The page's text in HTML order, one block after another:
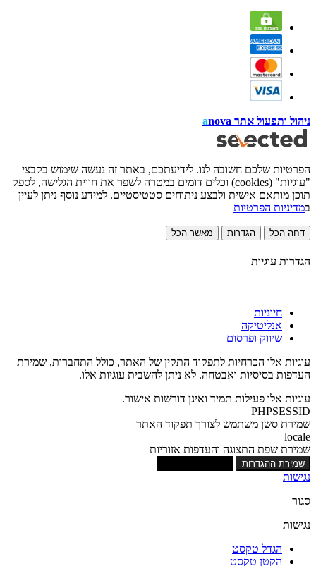
ניהול ותפעול אתר anova
הפרטיות שלכם חשובה לנו. לידיעתכם, באתר זה נעשה שימוש בקבצי
"עוגיות" (cookies) וכלים דומים במטרה לשפר את חווית הגלישה, לספק
תוכן מותאם אישית ולבצע ניתוחים סטטיסטיים. למידע נוסף ניתן לעיין
במדיניות הפרטיות
דחה הכל הגדרות מאשר הכל
הגדרות עוגיות
חיוניות
אנליטיקה
שיווק ופרסום
עוגיות אלו הכרחיות לתפקוד התקין של האתר, כולל התחברות, שמירת
העדפות בסיסיות ואבטחה. לא ניתן להשבית עוגיות אלו.
עוגיות אלו פעילות תמיד ואינן דורשות אישור.
PHPSESSID
שמירת סשן משתמש לצורך תפקוד האתר
locale
שמירת שפת התצוגה והעדפות אזוריות
שמירת ההגדרות
נגישות
סגור
נגישות
הגדל טקסט
הקטן טקסט